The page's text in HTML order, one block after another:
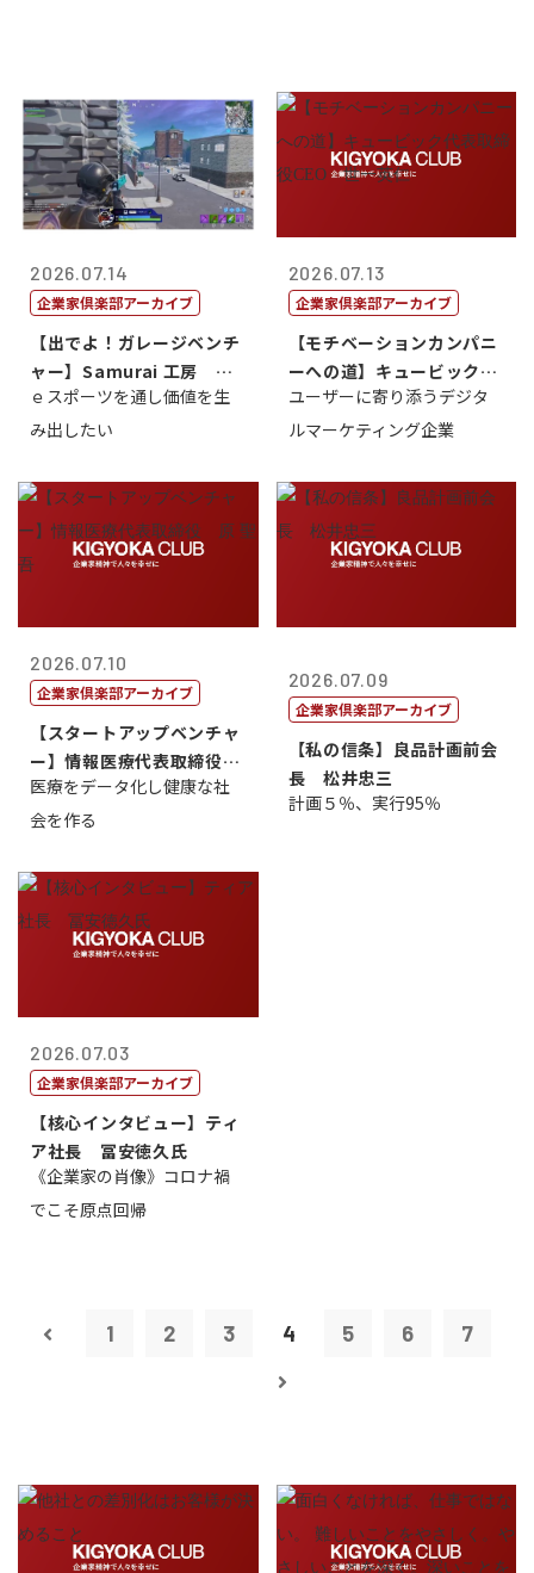
2026.07.14
企業家倶楽部アーカイブ
【出でよ！ガレージベンチ
ャー】Samurai 工房 代
表取締...
ｅスポーツを通し価値を生
み出したい
2026.07.13
企業家倶楽部アーカイブ
【モチベーションカンパニ
ーへの道】キュービック代
表取締役CE...
ユーザーに寄り添うデジタ
ルマーケティング企業
2026.07.10
企業家倶楽部アーカイブ
【スタートアップベンチャ
ー】情報医療代表取締役
原 聖吾
医療をデータ化し健康な社
会を作る
2026.07.09
企業家倶楽部アーカイブ
【私の信条】良品計画前会
長 松井忠三
計画５％、実行95％
2026.07.03
企業家倶楽部アーカイブ
【核心インタビュー】ティ
ア社長 冨安徳久氏
《企業家の肖像》コロナ禍
でこそ原点回帰
1 2 3 4 5 6 7